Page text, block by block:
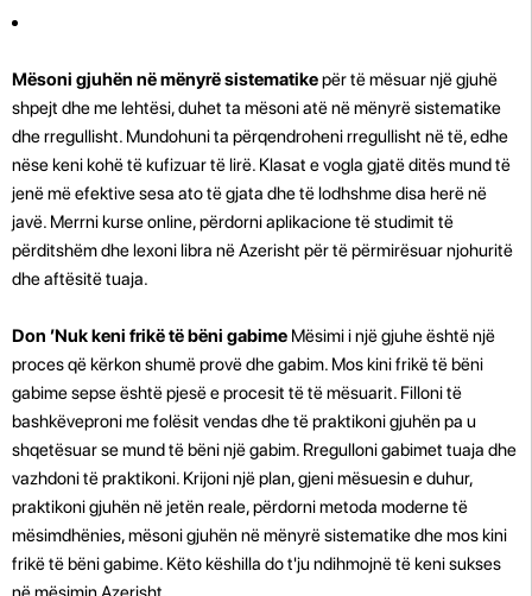
Mësoni gjuhën në mënyrë sistematikepër të mësuar një gjuhë
shpejt dhe me lehtësi, duhet ta mësoni atë në mënyrë sistematike
dhe rregullisht. Mundohuni ta përqendroheni rregullisht në të, edhe
nëse keni kohë të kufizuar të lirë. Klasat e vogla gjatë ditës mund të
jenë më efektive sesa ato të gjata dhe të lodhshme disa herë në
javë. Merrni kurse online, përdorni aplikacione të studimit të
përditshëm dhe lexoni libra në Azerisht për të përmirësuar njohuritë
dhe aftësitë tuaja.
Don ’Nuk keni frikë të bëni gabime Mësimi i një gjuhe është një
proces që kërkon shumë provë dhe gabim. Mos kini frikë të bëni
gabime sepse është pjesë e procesit të të mësuarit. Filloni të
bashkëveproni me folësit vendas dhe të praktikoni gjuhën pa u
shqetësuar se mund të bëni një gabim. Rregulloni gabimet tuaja dhe
vazhdoni të praktikoni. Krijoni një plan, gjeni mësuesin e duhur,
praktikoni gjuhën në jetën reale, përdorni metoda moderne të
mësimdhënies, mësoni gjuhën në mënyrë sistematike dhe mos kini
frikë të bëni gabime. Këto këshilla do t'ju ndihmojnë të keni sukses